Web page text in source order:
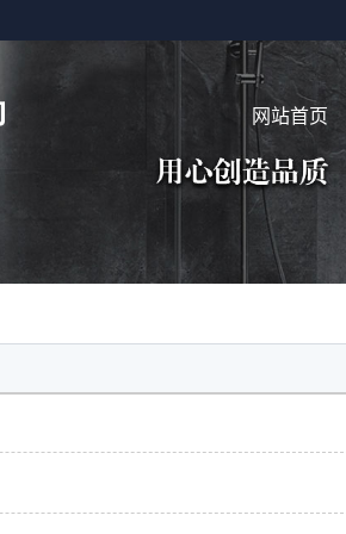
网站首页